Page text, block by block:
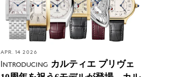
APR. 14 2026
Introducing カルティエ プリヴェ